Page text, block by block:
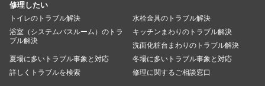
修理したい
トイレのトラブル解決
水栓金具のトラブル解決
浴室（システムバスルーム）のトラ
ブル解決
キッチンまわりのトラブル解決
洗面化粧台まわりのトラブル解決
夏場に多いトラブル事象と対応
冬場に多いトラブル事象と対応
詳しくトラブルを検索
修理に関するご相談窓口